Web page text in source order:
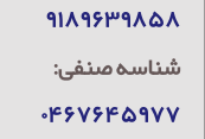
۹۱۸۹۶۳۹۸۵۸
شناسه صنفی:
۰۴۶۷۶۴۵۹۷۷